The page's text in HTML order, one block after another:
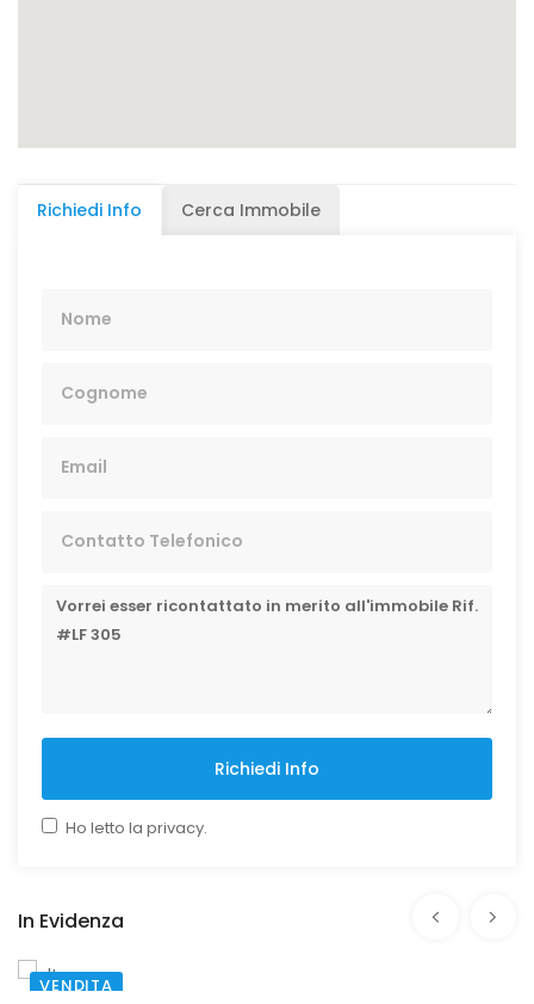
Richiedi Info Cerca Immobile
Richiedi Info
Ho letto la privacy.
In Evidenza
AFFITTO